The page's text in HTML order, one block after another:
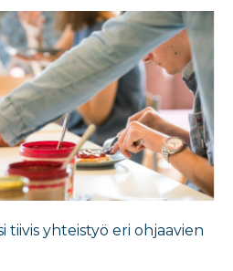
tiivis yhteistyö eri ohjaavien